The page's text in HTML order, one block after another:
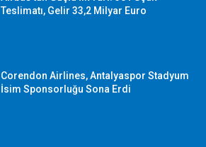
Teslimatı, Gelir 33,2 Milyar Euro
Corendon Airlines, Antalyaspor Stadyum
İsim Sponsorluğu Sona Erdi